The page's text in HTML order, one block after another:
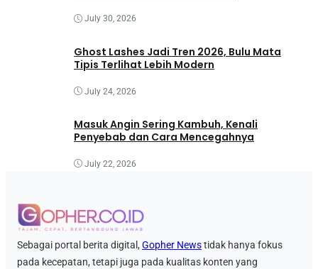
July 30, 2026
Ghost Lashes Jadi Tren 2026, Bulu Mata
Tipis Terlihat Lebih Modern
July 24, 2026
Masuk Angin Sering Kambuh, Kenali
Penyebab dan Cara Mencegahnya
July 22, 2026
Sebagai portal berita digital, Gopher Newstidak hanya fokus
pada kecepatan, tetapi juga pada kualitas konten yang